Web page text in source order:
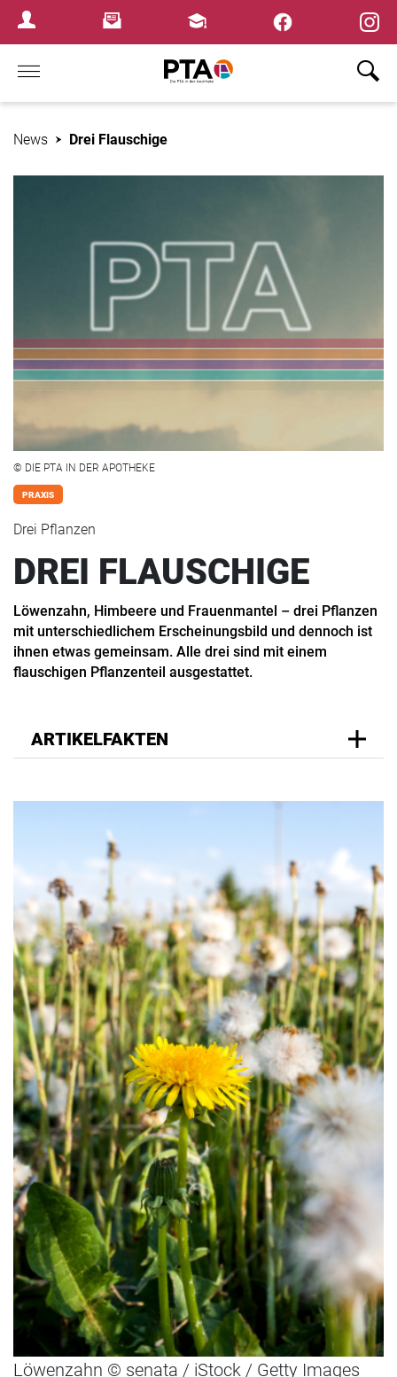
Login MenuNewsletterFortbildungen
Home
News Drei Flauschige
© DIE PTA IN DER APOTHEKE
PRAXIS
Drei Pflanzen
DREI FLAUSCHIGE
Löwenzahn, Himbeere und Frauenmantel – drei Pflanzen
mit unterschiedlichem Erscheinungsbild und dennoch ist
ihnen etwas gemeinsam. Alle drei sind mit einem
flauschigen Pflanzenteil ausgestattet.
ARTIKELFAKTEN
Löwenzahn © senata / iStock / Getty Images
×